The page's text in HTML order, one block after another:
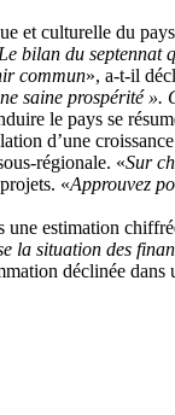
et culturelle du
Le bilan du septennat
commun», a-t-il
saine prospérité ».
le pays se
d’une
régionale. «Sur
«Approuvez
estimation
la situation des
déclinée